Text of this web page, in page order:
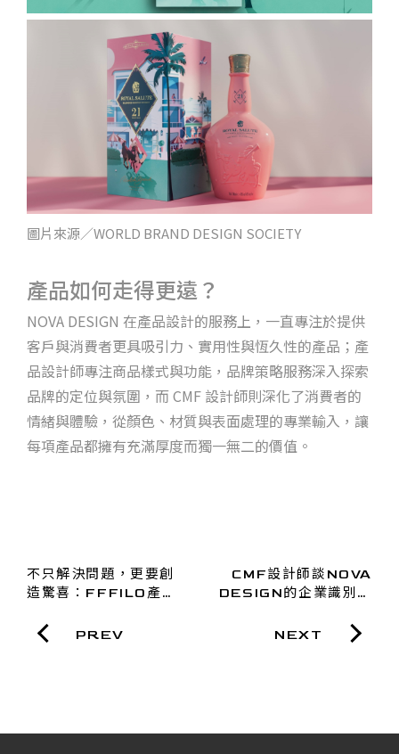
圖片來源／WORLD BRAND DESIGN SOCIETY
產品如何走得更遠？
NOVA DESIGN 在產品設計的服務上，一直專注於提供
客戶與消費者更具吸引力、實用性與恆久性的產品；產
品設計師專注商品樣式與功能，品牌策略服務深入探索
品牌的定位與氛圍，而 CMF 設計師則深化了消費者的
情緒與體驗，從顏色、材質與表面處理的專業輸入，讓
每項產品都擁有充滿厚度而獨一無二的價值。
不只解決問題，更要創
造驚喜：FFFILO產品
新思維
PREV
CMF設計師談NOVA
DESIGN的企業識別設
特、恆久
NEXT